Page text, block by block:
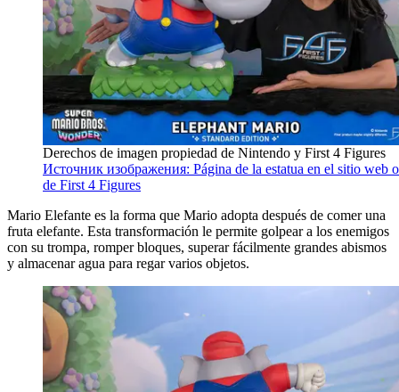
Derechos de imagen propiedad de Nintendo y First 4 Figures
Источник изображения: Página de la estatua en el sitio web
de First 4 Figures
Mario Elefante es la forma que Mario adopta después de comer una
fruta elefante. Esta transformación le permite golpear a los enemigos
con su trompa, romper bloques, superar fácilmente grandes abismos
y almacenar agua para regar varios objetos.